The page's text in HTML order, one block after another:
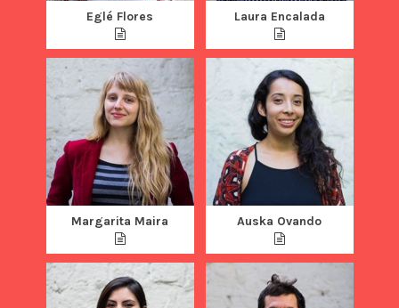
Eglé Flores Laura Encalada
Margarita Maira Auska Ovando